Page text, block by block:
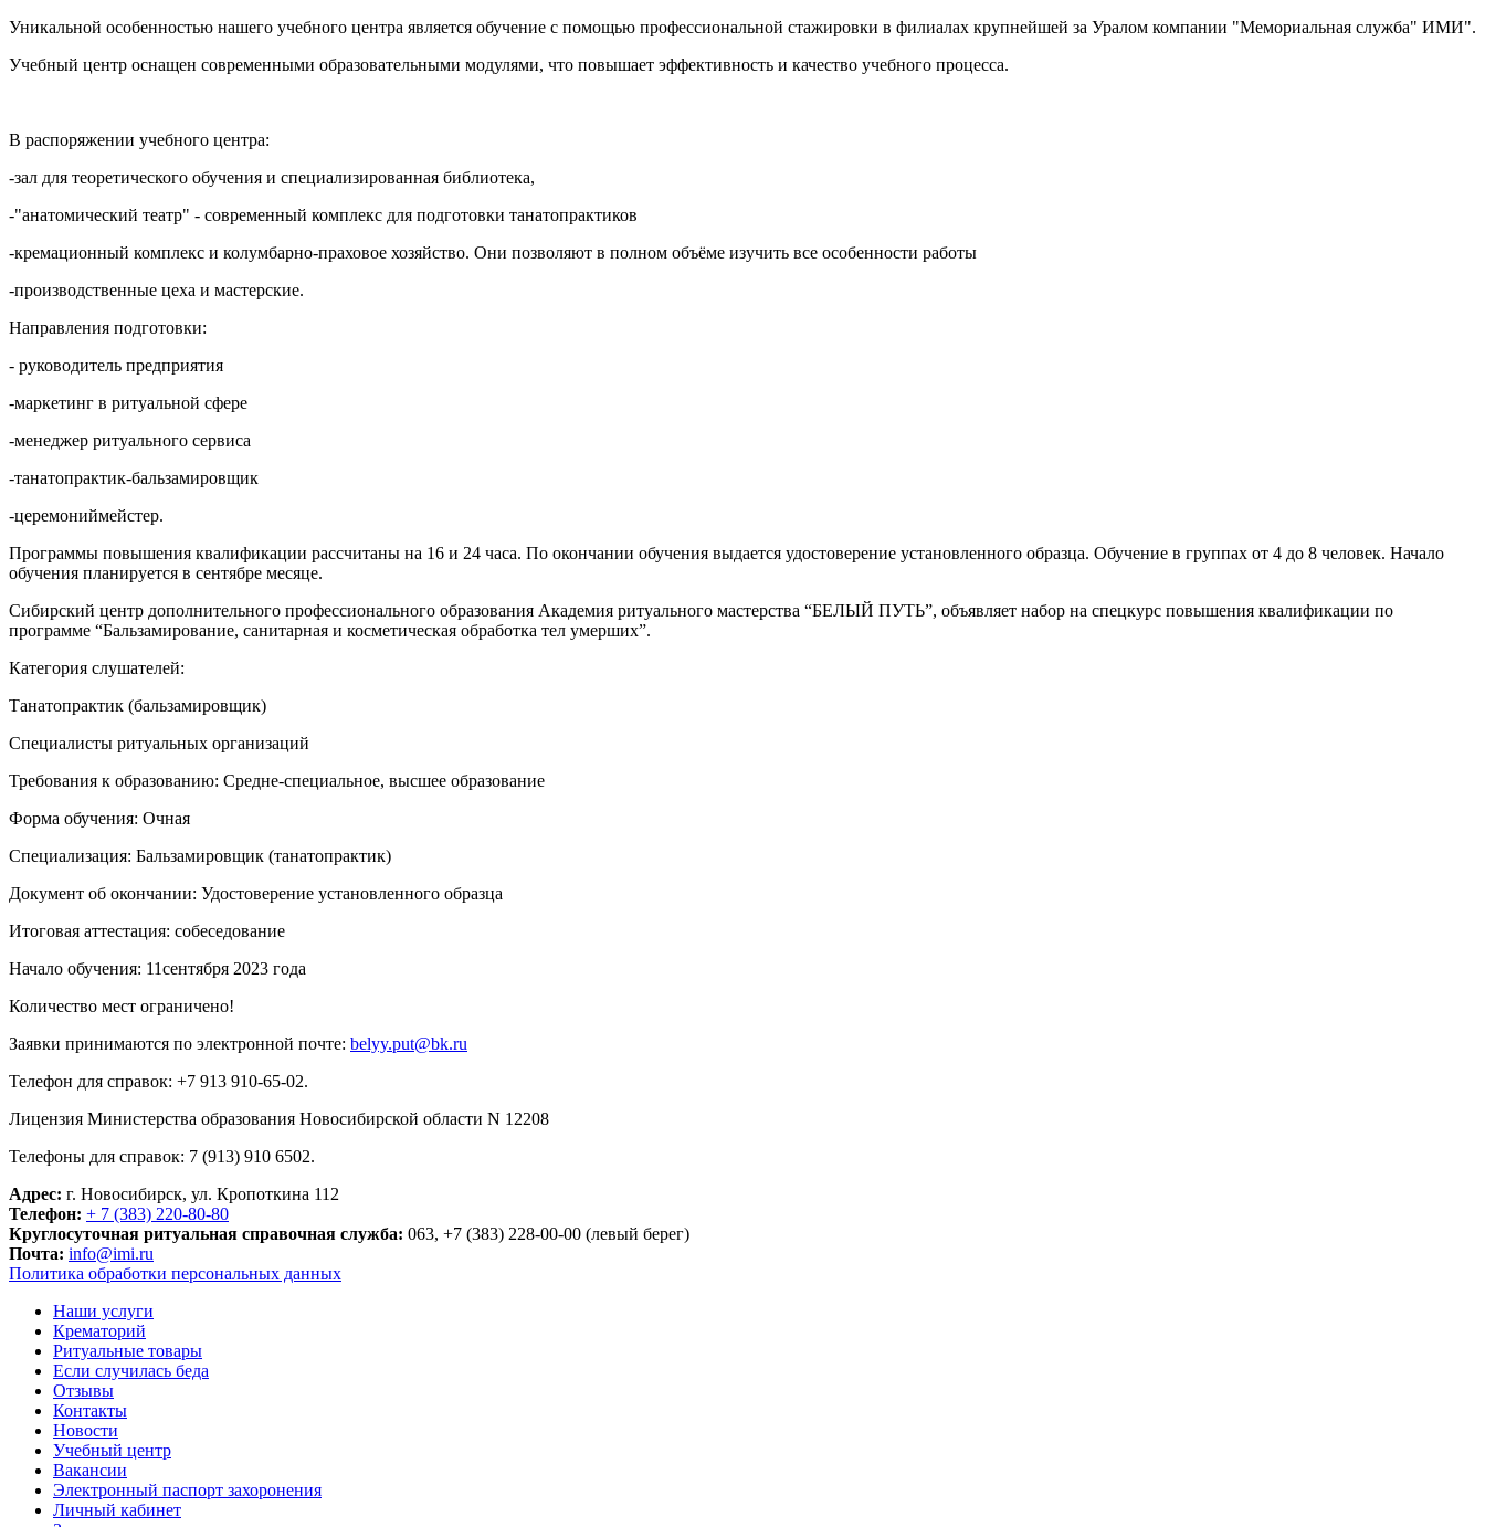
Уникальной особенностью нашего учебного центра является обучение с помощью профессиональной стажировки в филиалах крупнейшей за Уралом компании "Мемориальная служба" ИМИ".
Учебный центр оснащен современными образовательными модулями, что повышает эффективность и качество учебного процесса.
В распоряжении учебного центра:
-зал для теоретического обучения и специализированная библиотека,
-"анатомический театр" - современный комплекс для подготовки танатопрактиков
-кремационный комплекс и колумбарно-праховое хозяйство. Они позволяют в полном объёме изучить все особенности работы
-производственные цеха и мастерские.
Направления подготовки:
- руководитель предприятия
-маркетинг в ритуальной сфере
-менеджер ритуального сервиса
-танатопрактик-бальзамировщик
-церемониймейстер.
Программы повышения квалификации рассчитаны на 16 и 24 часа. По окончании обучения выдается удостоверение установленного образца. Обучение в группах от 4 до 8 человек. Начало
обучения планируется в сентябре месяце.
Сибирский центр дополнительного профессионального образования Академия ритуального мастерства “БЕЛЫЙ ПУТЬ”, объявляет набор на спецкурс повышения квалификации по
программе “Бальзамирование, санитарная и косметическая обработка тел умерших”.
Категория слушателей:
Танатопрактик (бальзамировщик)
Специалисты ритуальных организаций
Требования к образованию: Средне-специальное, высшее образование
Форма обучения: Очная
Специализация: Бальзамировщик (танатопрактик)
Документ об окончании: Удостоверение установленного образца
Итоговая аттестация: собеседование
Начало обучения: 11сентября 2023 года
Количество мест ограничено!
Заявки принимаются по электронной почте: belyy.put@bk.ru
Телефон для справок: +7 913 910-65-02.
Лицензия Министерства образования Новосибирской области N 12208
Телефоны для справок: 7 (913) 910 6502.
Адрес: г. Новосибирск, ул. Кропоткина 112
Телефон: + 7 (383) 220-80-80
Круглосуточная ритуальная справочная служба: 063, +7 (383) 228-00-00 (левый берег)
Почта: info@imi.ru
Политика обработки персональных данных
Наши услуги
Крематорий
Ритуальные товары
Если случилась беда
Отзывы
Контакты
Новости
Учебный центр
Вакансии
Электронный паспорт захоронения
Личный кабинет